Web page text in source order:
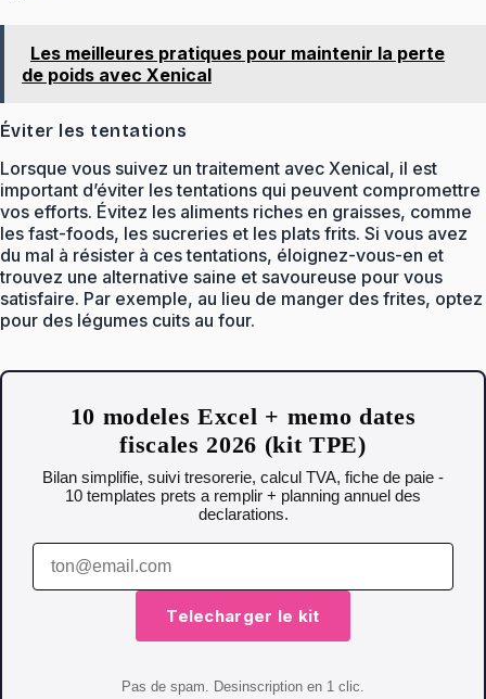
Les meilleures pratiques pour maintenir la perte
de poids avec Xenical
Éviter les tentations
Lorsque vous suivez un traitement avec Xenical, il est
important d’éviter les tentations qui peuvent compromettre
vos efforts. Évitez les aliments riches en graisses, comme
les fast-foods, les sucreries et les plats frits. Si vous avez
du mal à résister à ces tentations, éloignez-vous-en et
trouvez une alternative saine et savoureuse pour vous
satisfaire. Par exemple, au lieu de manger des frites, optez
pour des légumes cuits au four.
10 modeles Excel + memo dates
fiscales 2026 (kit TPE)
Bilan simplifie, suivi tresorerie, calcul TVA, fiche de paie -
10 templates prets a remplir + planning annuel des
declarations.
Telecharger le kit
Pas de spam. Desinscription en 1 clic.